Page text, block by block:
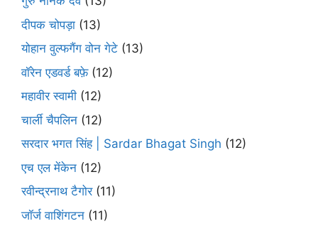
दीपक चोपड़ा (13)
योहान वुल्फगैंग वोन गेटे (13)
वॉरेन एडवर्ड बफ़े(12)
महावीर स्वामी (12)
चार्ली चैपलिन (12)
सरदार भगत सिंह | Sardar Bhagat Singh (12)
एच एल मेंकेन (12)
रवीन्द्रनाथ टैगोर(11)
जॉर्ज वाशिंगटन (11)